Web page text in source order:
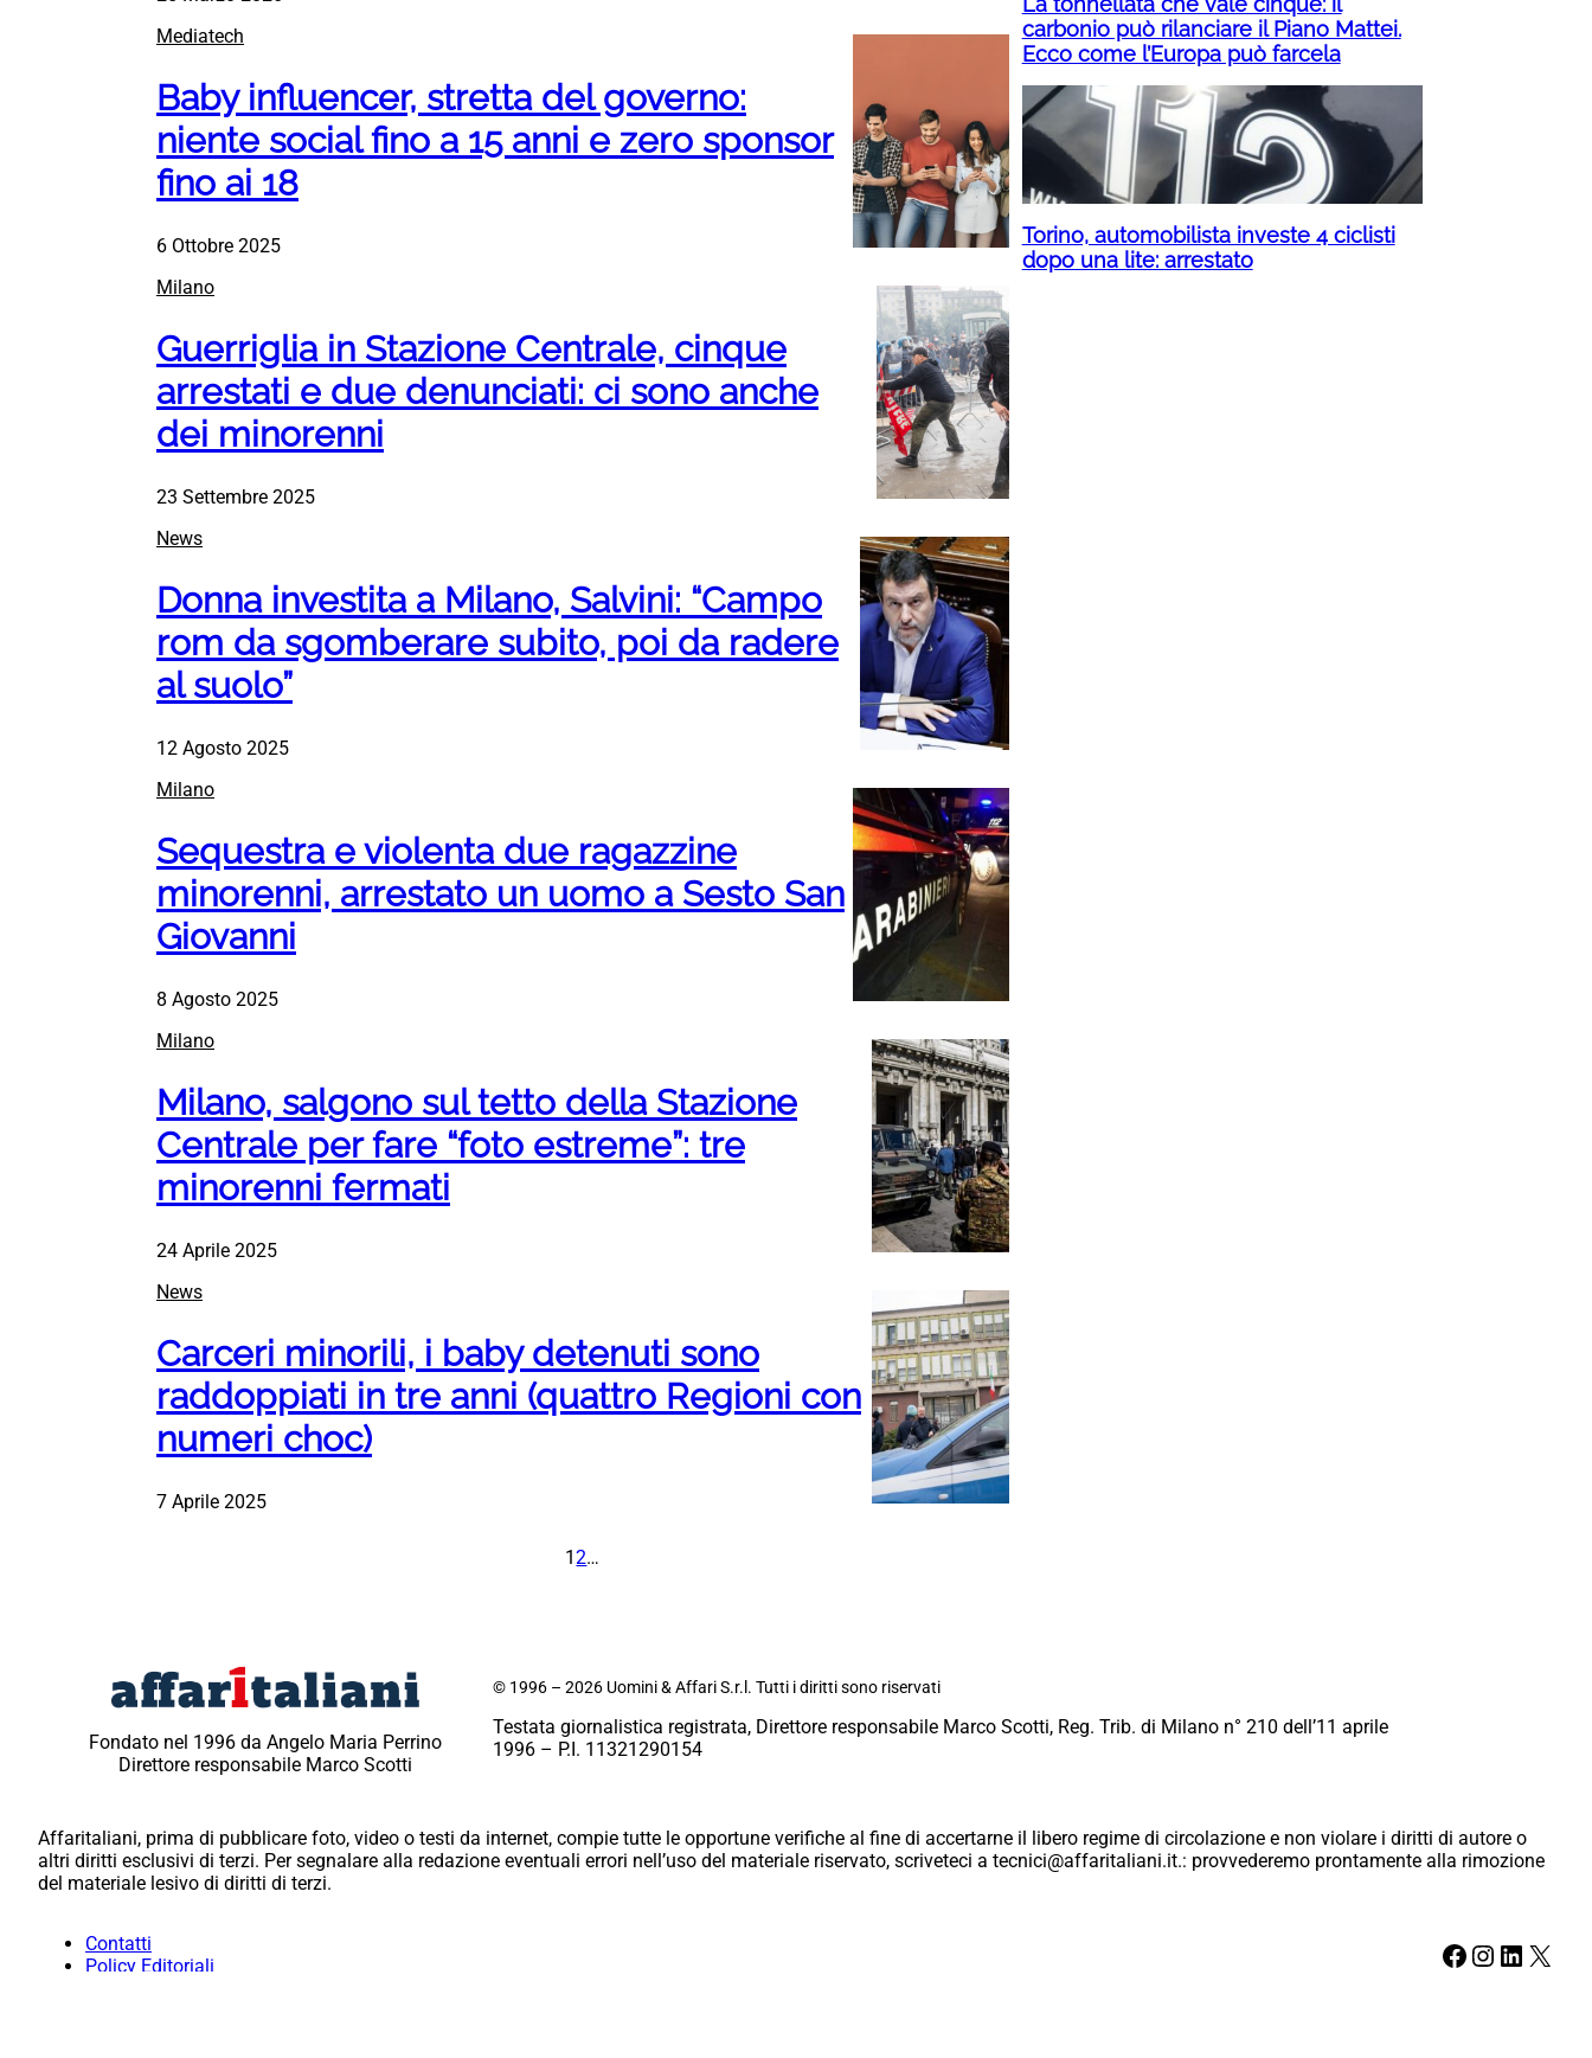
Mediatech
Baby influencer, stretta del governo:
niente social fino a 15 anni e zero sponsor
fino ai 18
6 Ottobre 2025
Milano
Guerriglia in Stazione Centrale, cinque
arrestati e due denunciati: ci sono anche
dei minorenni
23 Settembre 2025
News
Donna investita a Milano, Salvini: “Campo
rom da sgomberare subito, poi da radere
al suolo”
12 Agosto 2025
Milano
Sequestra e violenta due ragazzine
minorenni, arrestato un uomo a Sesto San
Giovanni
8 Agosto 2025
Milano
Milano, salgono sul tetto della Stazione
Centrale per fare “foto estreme”: tre
minorenni fermati
24 Aprile 2025
News
Carceri minorili, i baby detenuti sono
raddoppiati in tre anni (quattro Regioni con
numeri choc)
7 Aprile 2025
12…
carbonio può rilanciare il Piano Mattei.
Ecco come l’Europa può farcela
Torino, automobilista investe 4 ciclisti
dopo una lite: arrestato
Fondato nel 1996 da Angelo Maria Perrino
Direttore responsabile Marco Scotti
© 1996 – 2026 Uomini & Affari S.r.l. Tutti i diritti sono riservati
Testata giornalistica registrata, Direttore responsabile Marco Scotti, Reg. Trib. di Milano n° 210 dell’11 aprile
1996 – P.I. 11321290154
Affaritaliani, prima di pubblicare foto, video o testi da internet, compie tutte le opportune verifiche al fine di accertarne il libero regime di circolazione e non violare i diritti di autore o
altri diritti esclusivi di terzi. Per segnalare alla redazione eventuali errori nell’uso del materiale riservato, scriveteci a tecnici@affaritaliani.it.: provvederemo prontamente alla rimozione
del materiale lesivo di diritti di terzi.
Contatti
Policy Editoriali
Facebook Instagram LinkedIn X